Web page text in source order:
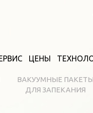
ЦЕНЫ
ВАКУУМНЫЕ ПАКЕТЫ
ДЛЯ ЗАПЕКАНИЯ